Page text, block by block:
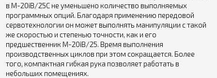
в M-20iB/25C не уменьшено количество выполняемых
программных опций. Благодаря применению передовой
сервотехнологии он может выполнять манипуляции с такой
же скоростью и степенью точности, как и его
предшественник M-20iB/25. Время выполнения
производственных циклов при этом сокращается. Более
того, компактная гибкая рука позволяет работать в
небольших помещениях.